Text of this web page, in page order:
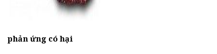
phản ứng có hại